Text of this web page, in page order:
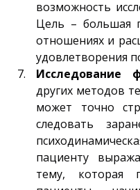
возможность
Цель – большая
отношениях и
удовлетворения
Исследование
других методов
может точно
следовать
пациенту
тему, которая